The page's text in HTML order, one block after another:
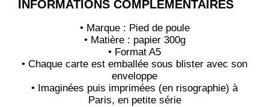
INFORMATIONS COMPLÉMENTAIRES
• Marque : Pied de poule
• Matière : papier 300g
• Format A5
• Chaque carte est emballée sous blister avec son
enveloppe
• Imaginées puis imprimées (en risographie) à
Paris, en petite série